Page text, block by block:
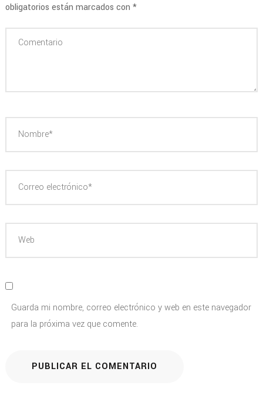
obligatorios están marcados con *
Guarda mi nombre, correo electrónico y web en este navegador
para la próxima vez que comente.